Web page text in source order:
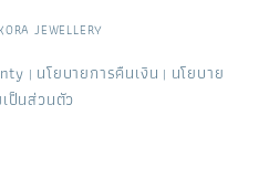
JEWELLERY
| นโยบายการคืนเงิน | นโยบาย
ป็นส่วนตัว